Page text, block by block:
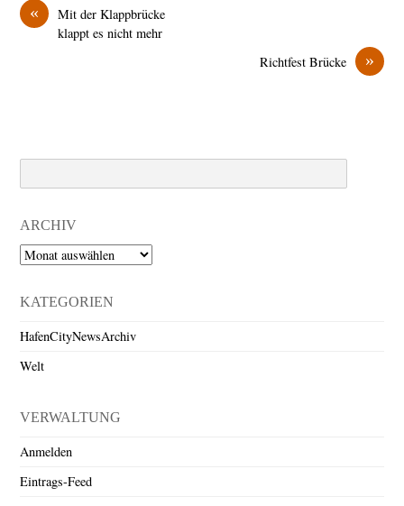
«
Mit der Klappbrücke
klappt es nicht mehr
»
Richtfest Brücke
ARCHIV
Archiv
KATEGORIEN
HafenCityNewsArchiv
Welt
VERWALTUNG
Anmelden
Eintrags-Feed